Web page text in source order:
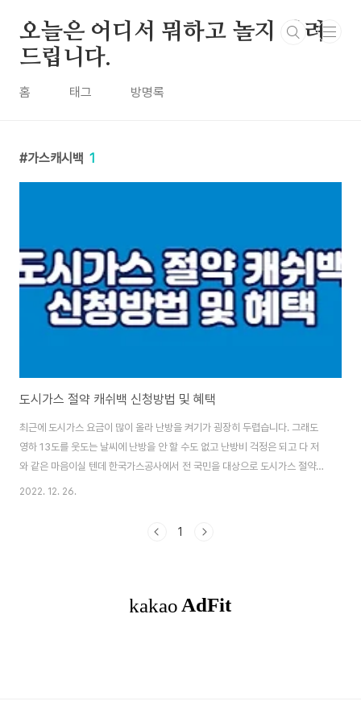
오늘은 어디서 뭐하고 놀지 알려
드립니다.
홈 태그 방명록
가스캐시백 1
도시가스 절약 캐쉬백 신청방법 및 혜택
최근에 도시가스 요금이 많이 올라 난방을 켜기가 굉장히 두렵습니다. 그래도
영하 13도를 웃도는 날씨에 난방을 안 할 수도 없고 난방비 걱정은 되고 다 저
와 같은 마음이실 텐데 한국가스공사에서 전 국민을 대상으로 도시가스 절약
캐시백 제도를 시행하고 있어 안내드리고자 합니다. 목차 도시가스 절약 캐시
도시가스 사용량 감축을 위해 운영하는 제도로서 전년도 사용량과 비교해 7%
경우, 전출세대 등처럼 전년도 사용량 ..
2022. 12. 26.
1